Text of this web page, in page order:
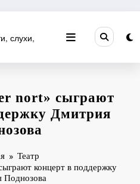
слухи,
nort» сыграют
Дмитрия
Театр
концерт в поддержку
Поднозова